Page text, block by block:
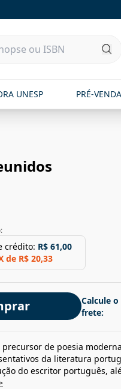
UNESP PRÉ-
crédito: R$ 61,00
de R$ 20,33
Calcule o
frete:
de poesia
da literatura
do escritor português,